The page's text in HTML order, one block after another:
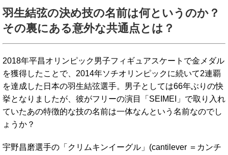
羽生結弦の決め技の名前は何というのか？
その裏にある意外な共通点とは？
2018年平昌オリンピック男子フィギュアスケートで金メダル
を獲得したことで、2014年ソチオリンピックに続いて2連覇
を達成した日本の羽生結弦選手。男子としては66年ぶりの快
挙となりましたが、彼がフリーの演目「SEIMEI」で取り入れ
ていたあの特徴的な技の名前は一体なんという名前なのでし
ょうか？
宇野昌磨選手の「クリムキンイーグル」(cantilever ＝カンチ